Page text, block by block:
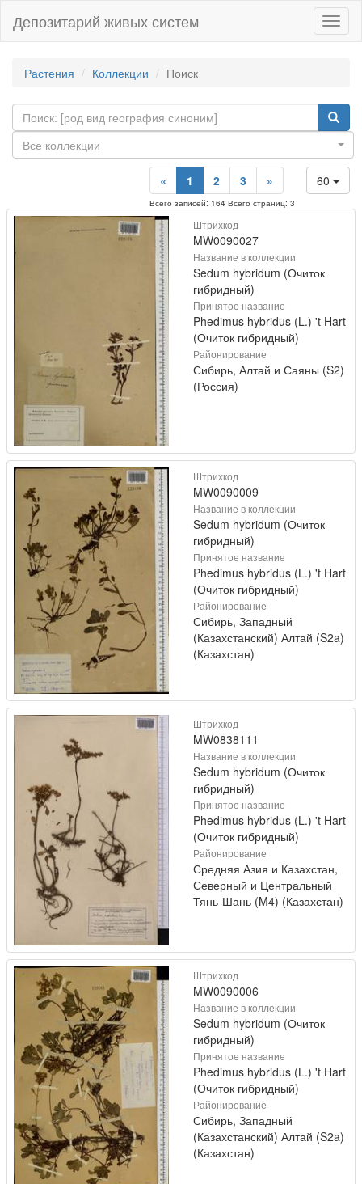
Депозитарий живых систем
Растения Коллекции Поиск
Все коллекции
60
« 1 2 3 »
Всего записей: 164 Всего страниц: 3
Штрихкод
MW0090027
Название в коллекции
Sedum hybridum (Очиток
гибридный)
Принятое название
Phedimus hybridus (L.) 't Hart
(Очиток гибридный)
Районирование
Сибирь, Алтай и Саяны (S2)
(Россия)
Штрихкод
MW0090009
Название в коллекции
Sedum hybridum (Очиток
гибридный)
Принятое название
Phedimus hybridus (L.) 't Hart
(Очиток гибридный)
Районирование
Сибирь, Западный
(Казахстанский) Алтай (S2a)
(Казахстан)
Штрихкод
MW0838111
Название в коллекции
Sedum hybridum (Очиток
гибридный)
Принятое название
Phedimus hybridus (L.) 't Hart
(Очиток гибридный)
Районирование
Средняя Азия и Казахстан,
Северный и Центральный
Тянь-Шань (M4) (Казахстан)
Штрихкод
MW0090006
Название в коллекции
Sedum hybridum (Очиток
гибридный)
Принятое название
Phedimus hybridus (L.) 't Hart
(Очиток гибридный)
Районирование
Сибирь, Западный
(Казахстанский) Алтай (S2a)
(Казахстан)